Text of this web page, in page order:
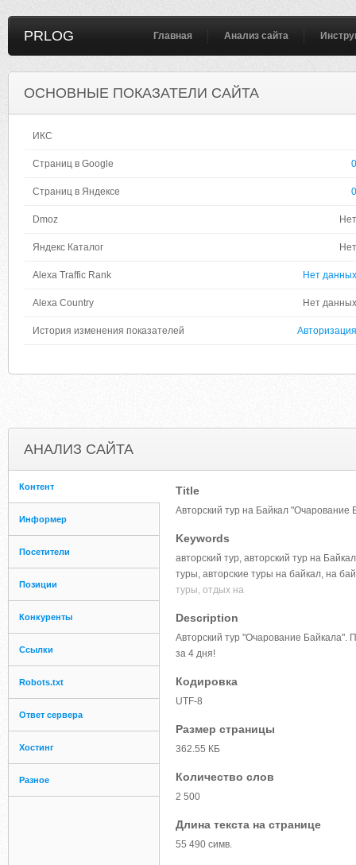
PRLOG Главная Анализ сайта
ОСНОВНЫЕ ПОКАЗАТЕЛИ САЙТА
ИКС
Страниц в Google 0
Страниц в Яндексе 0
Dmoz Нет
Яндекс Каталог Нет
Alexa Traffic Rank Нет данных
Alexa Country Нет данных
История изменения показателей Авторизация
АНАЛИЗ САЙТА
Контент
Информер
Посетители
Позиции
Конкуренты
Ссылки
Robots.txt
Ответ сервера
Хостинг
Разное
Title
Авторский тур на Байкал "Очарование
Keywords
авторский тур, авторский тур на
туры, авторские туры на байкал, на
туры, отдых на
Description
Авторский тур "Очарование Байкала".
за 4 дня!
Кодировка
UTF-8
Размер страницы
362.55 КБ
Количество слов
2 500
Длина текста на странице
55 490 симв.